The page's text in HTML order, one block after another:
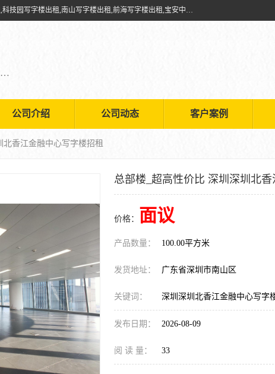
深圳鑫企通投资发展有限公司提供福田写字楼出租,福田中心区写字楼出租,后海写字楼出租,科技园写字楼出租,南山写字楼出租,前海写字楼出租,宝安中心写字楼出租,车公庙写字楼出租,深圳写字楼出租，欢迎有需要的朋友前来咨询。
福田写字楼出租,福田中心区写字楼出租,后海写字楼出租,科技园写字楼出租,南山写字楼出租,前海写字楼出租,宝安中心写字楼出租
公司介绍 公司动态 客户案例
香江金融中心写字楼招租
总部楼_超高性价比 深圳深圳北
价格： 面议
产品数量： 100.00平方米
发货地址： 广东省深圳市南山区
关键词： 深圳深圳北香江金融中心写字
发布日期： 2026-08-09
阅 读 量： 33